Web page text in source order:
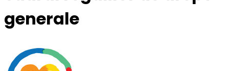
generale